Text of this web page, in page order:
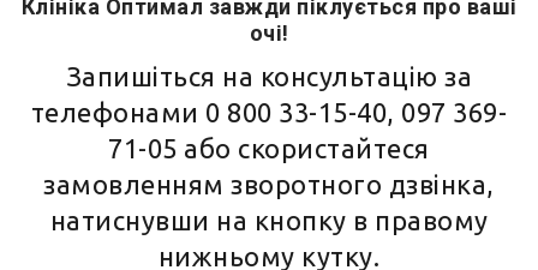
Клініка Оптимал завжди піклується про ваші
очі!
Запишіться на консультацію за
телефонами 0 800 33-15-40, 097 369-
71-05 або скористайтеся
замовленням зворотного дзвінка,
натиснувши на кнопку в правому
нижньому кутку.